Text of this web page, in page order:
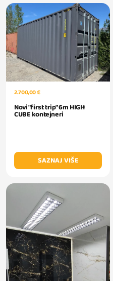
2.700,00 €
Novi "first trip" 6m HIGH
CUBE kontejneri
SAZNAJ VIŠE